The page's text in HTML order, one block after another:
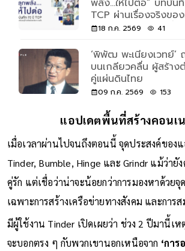
TCP ผ่านเรื่องจริงขอ
ด้วยพลังและความเชื่อ
18 ก.ค. 2569 41
‘พิพัฒ พะเนียงเวทย์’
บนเกลียวคลื่น ผู้สร้างต
คู่แผ่นดินไทย
09 ก.ค. 2569 153
แอปเดตพื้นที่สร้างคอนเ
เมื่อเวลาผ่านไปจนถึงตอนนี้ จุดประสงค์ของ
Tinder, Bumble, Hinge และ Grindr แม้ว่ายั
คู่รัก แต่เชื่อว่าน่าจะน้อยกว่าการมองหาด้วยจุ
เฉพาะการสร้างเครือข่ายทางสังคม และการ
มีผู้ใช้งาน Tinder เปิดเผยว่า ช่วง 2 ปีมานี้เ
จะบอกตรง ๆ กับพวกเขานอกเหนือจาก ‘การ